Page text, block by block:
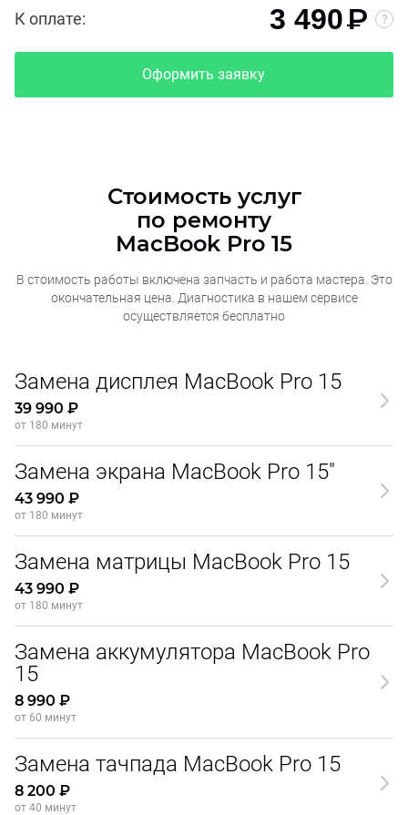
К оплате: 3 490₽
Оформить заявку
Стоимость услуг
по ремонту
MacBook Pro 15
В стоимость работы включена запчасть и работа мастера. Это
окончательная цена. Диагностика в нашем сервисе
осуществляется бесплатно
Замена дисплея MacBook Pro 15
39 990 ₽
от 180 минут
Замена экрана MacBook Pro 15"
43 990 ₽
от 180 минут
Замена матрицы MacBook Pro 15
43 990 ₽
от 180 минут
Замена аккумулятора MacBook Pro
15
8 990 ₽
от 60 минут
Замена тачпада MacBook Pro 15
8 200 ₽
от 40 минут